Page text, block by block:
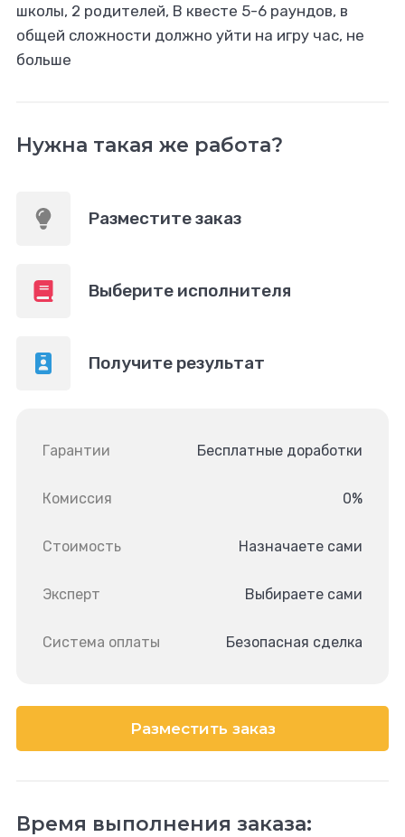
школы, 2 родителей, В квесте 5-6 раундов, в
общей сложности должно уйти на игру час, не
больше
Нужна такая же работа?
Разместите заказ
Выберите исполнителя
Получите результат
Гарантии Бесплатные доработки
Комиссия 0%
Стоимость Назначаете сами
Эксперт Выбираете сами
Система оплаты Безопасная сделка
Разместить заказ
Время выполнения заказа: